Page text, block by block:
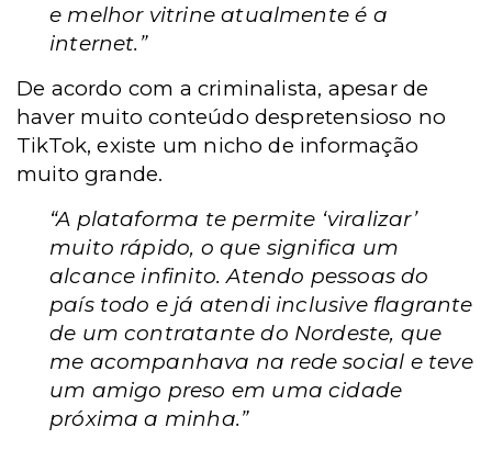
e melhor vitrine atualmente é a
internet.”
De acordo com a criminalista, apesar de
haver muito conteúdo despretensioso no
TikTok, existe um nicho de informação
muito grande.
“A plataforma te permite ‘viralizar’
muito rápido, o que significa um
alcance infinito. Atendo pessoas do
país todo e já atendi inclusive flagrante
de um contratante do Nordeste, que
me acompanhava na rede social e teve
um amigo preso em uma cidade
próxima a minha.”